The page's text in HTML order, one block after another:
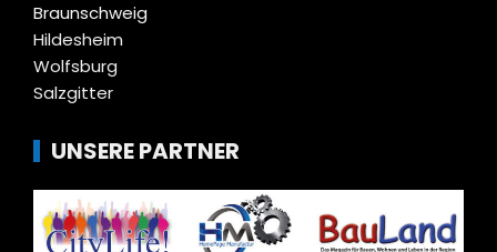
Braunschweig
Hildesheim
Wolfsburg
Salzgitter
UNSERE PARTNER